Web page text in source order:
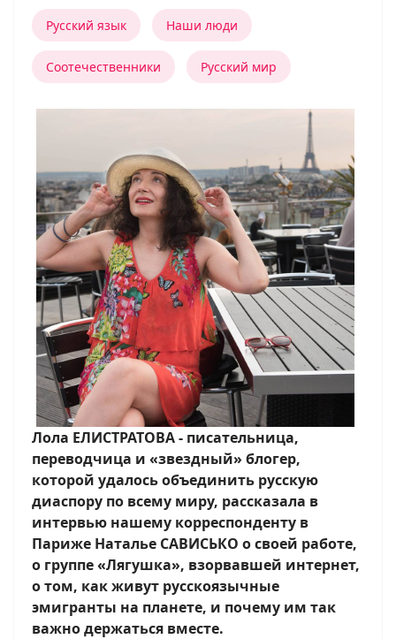
Русский язык Наши люди
Соотечественники Русский мир
Лола ЕЛИСТРАТОВА - писательница,
переводчица и «звездный» блогер,
которой удалось объединить русскую
диаспору по всему миру, рассказала в
интервью нашему корреспонденту в
Париже Наталье САВИСЬКО о своей работе,
о группе «Лягушка», взорвавшей интернет,
о том, как живут русскоязычные
эмигранты на планете, и почему им так
важно держаться вместе.